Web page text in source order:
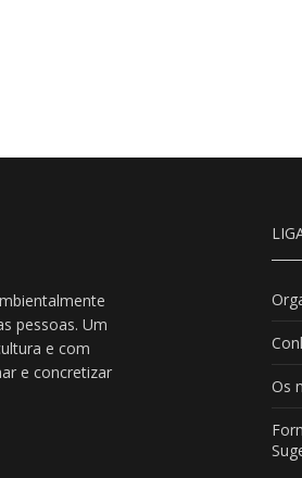
pessoas. Um
e com
e concretizar
Os